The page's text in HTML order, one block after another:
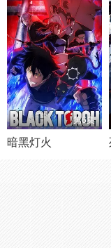
第6集
暗黑灯火